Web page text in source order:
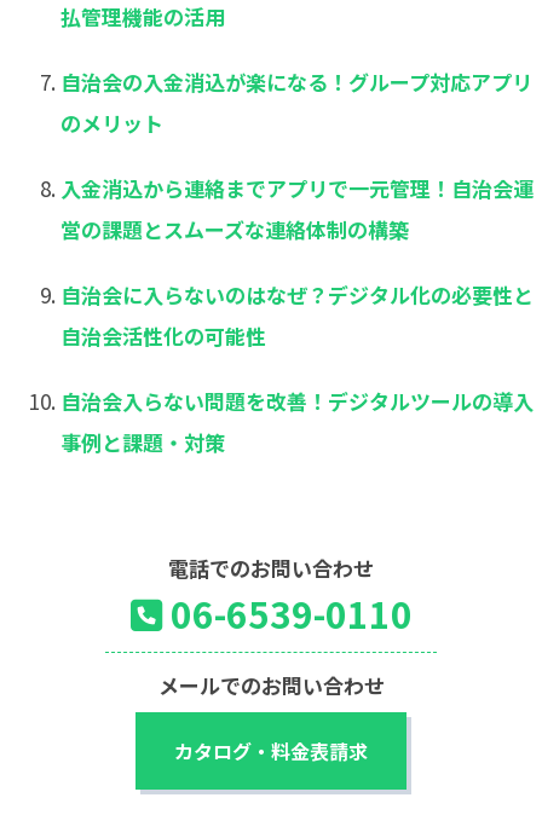
払管理機能の活用
自治会の入金消込が楽になる！グループ対応アプリ
のメリット
入金消込から連絡までアプリで一元管理！自治会運
営の課題とスムーズな連絡体制の構築
自治会に入らないのはなぜ？デジタル化の必要性と
自治会活性化の可能性
自治会入らない問題を改善！デジタルツールの導入
事例と課題・対策
電話でのお問い合わせ
06-6539-0110
メールでのお問い合わせ
カタログ・料金表請求